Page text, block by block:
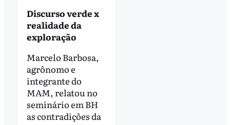
Discurso verde x
realidade da
exploração
Marcelo Barbosa,
agrônomo e
integrante do
MAM, relatou no
seminário em BH
as contradições da